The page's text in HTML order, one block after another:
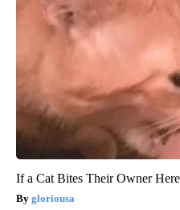
If a Cat Bites Their Owner
gloriousa